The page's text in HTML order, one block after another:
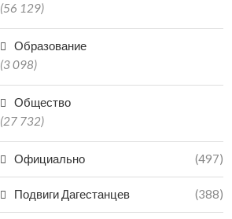
(56 129)
Образование
(3 098)
Общество
(27 732)
Официально (497)
Подвиги Дагестанцев (388)